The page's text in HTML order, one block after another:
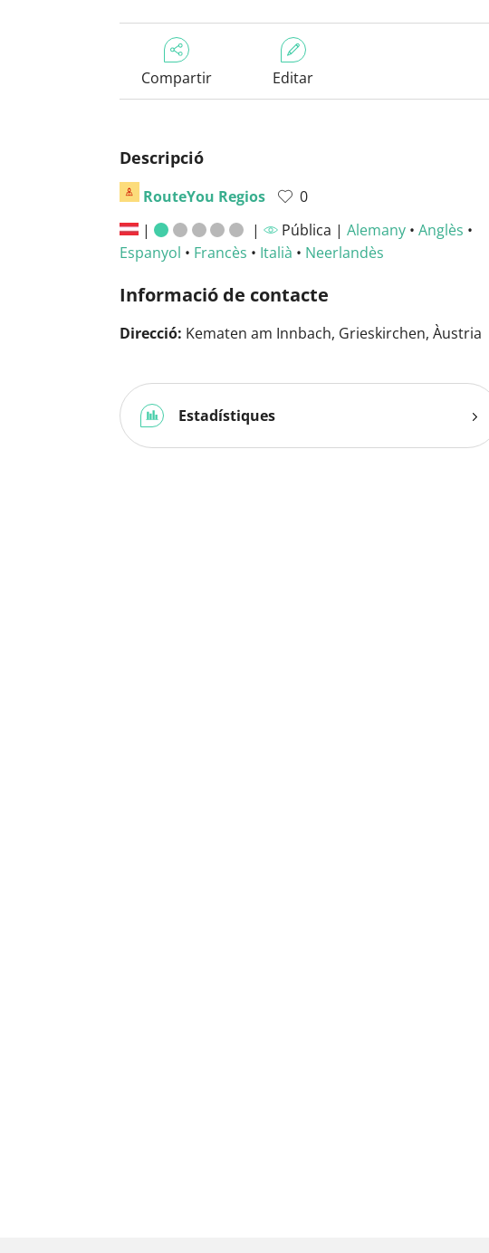
Compartir Editar
Descripció
RouteYou Regios
0
|
| Pública | Alemany• Anglès •
Espanyol • Francès • Italià • Neerlandès
Informació de contacte
Direcció: Kematen am Innbach, Grieskirchen, Àustria
Estadístiques